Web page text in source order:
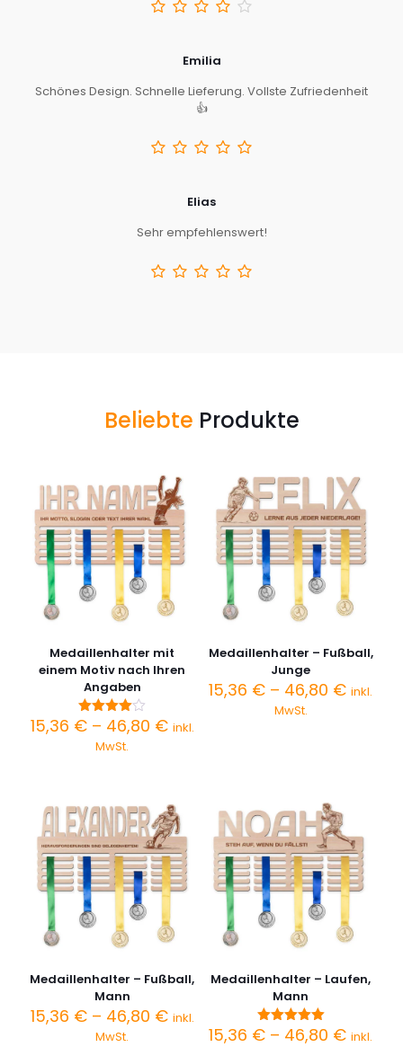
Emilia
Schönes Design. Schnelle Lieferung. Vollste Zufriedenheit
👍
Elias
Sehr empfehlenswert!
Beliebte Produkte
Medaillenhalter mit
einem Motiv nach Ihren
Angaben
Bewertet
mit
4.00
15,36 € – 46,80 €Preisspanne:
inkl.
MwSt.
Medaillenhalter – Fußball,
Junge
15,36 € – 46,80 € inkl.
MwSt.
Medaillenhalter – Fußball,
Mann
15,36 € – 46,80 €Preisspanne:
15,36 €
inkl.
MwSt.
Medaillenhalter – Laufen,
Mann
Bewertet
15,36 € – 46,80 € inkl.